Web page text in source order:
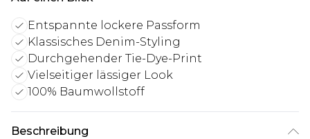
Entspannte lockere Passform
Klassisches Denim-Styling
Durchgehender Tie-Dye-Print
Vielseitiger lässiger Look
100% Baumwollstoff
Beschreibung